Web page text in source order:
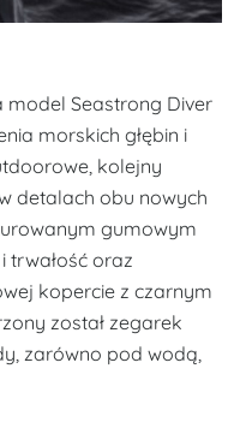
model Seastrong Diver
morskich głębin i
kolejny
detalach obu nowych
gumowym
trwałość oraz
kopercie z czarnym
został zegarek
zarówno pod wodą,